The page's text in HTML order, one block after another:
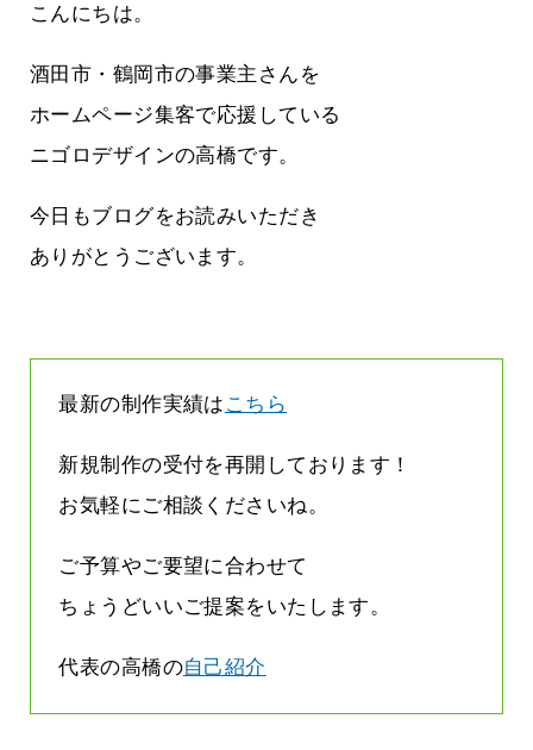
こんにちは。
酒田市・鶴岡市の事業主さんを
ホームページ集客で応援している
ニゴロデザインの高橋です。
今日もブログをお読みいただき
ありがとうございます。
最新の制作実績は こちら
新規制作の受付を再開しております！
お気軽にご相談くださいね。
ご予算やご要望に合わせて
ちょうどいいご提案をいたします。
代表の高橋の自己紹介
信を持
なんです
ニゴロ通信８月号が届きました！まも
なくまちがい探しが変わります
2026.07.27